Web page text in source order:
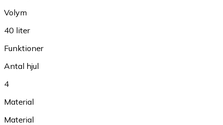
Volym
40 liter
Funktioner
Antal hjul
4
Material
Material